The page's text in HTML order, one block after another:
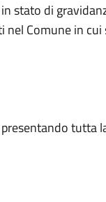
stato di
nel Comune in
tutta